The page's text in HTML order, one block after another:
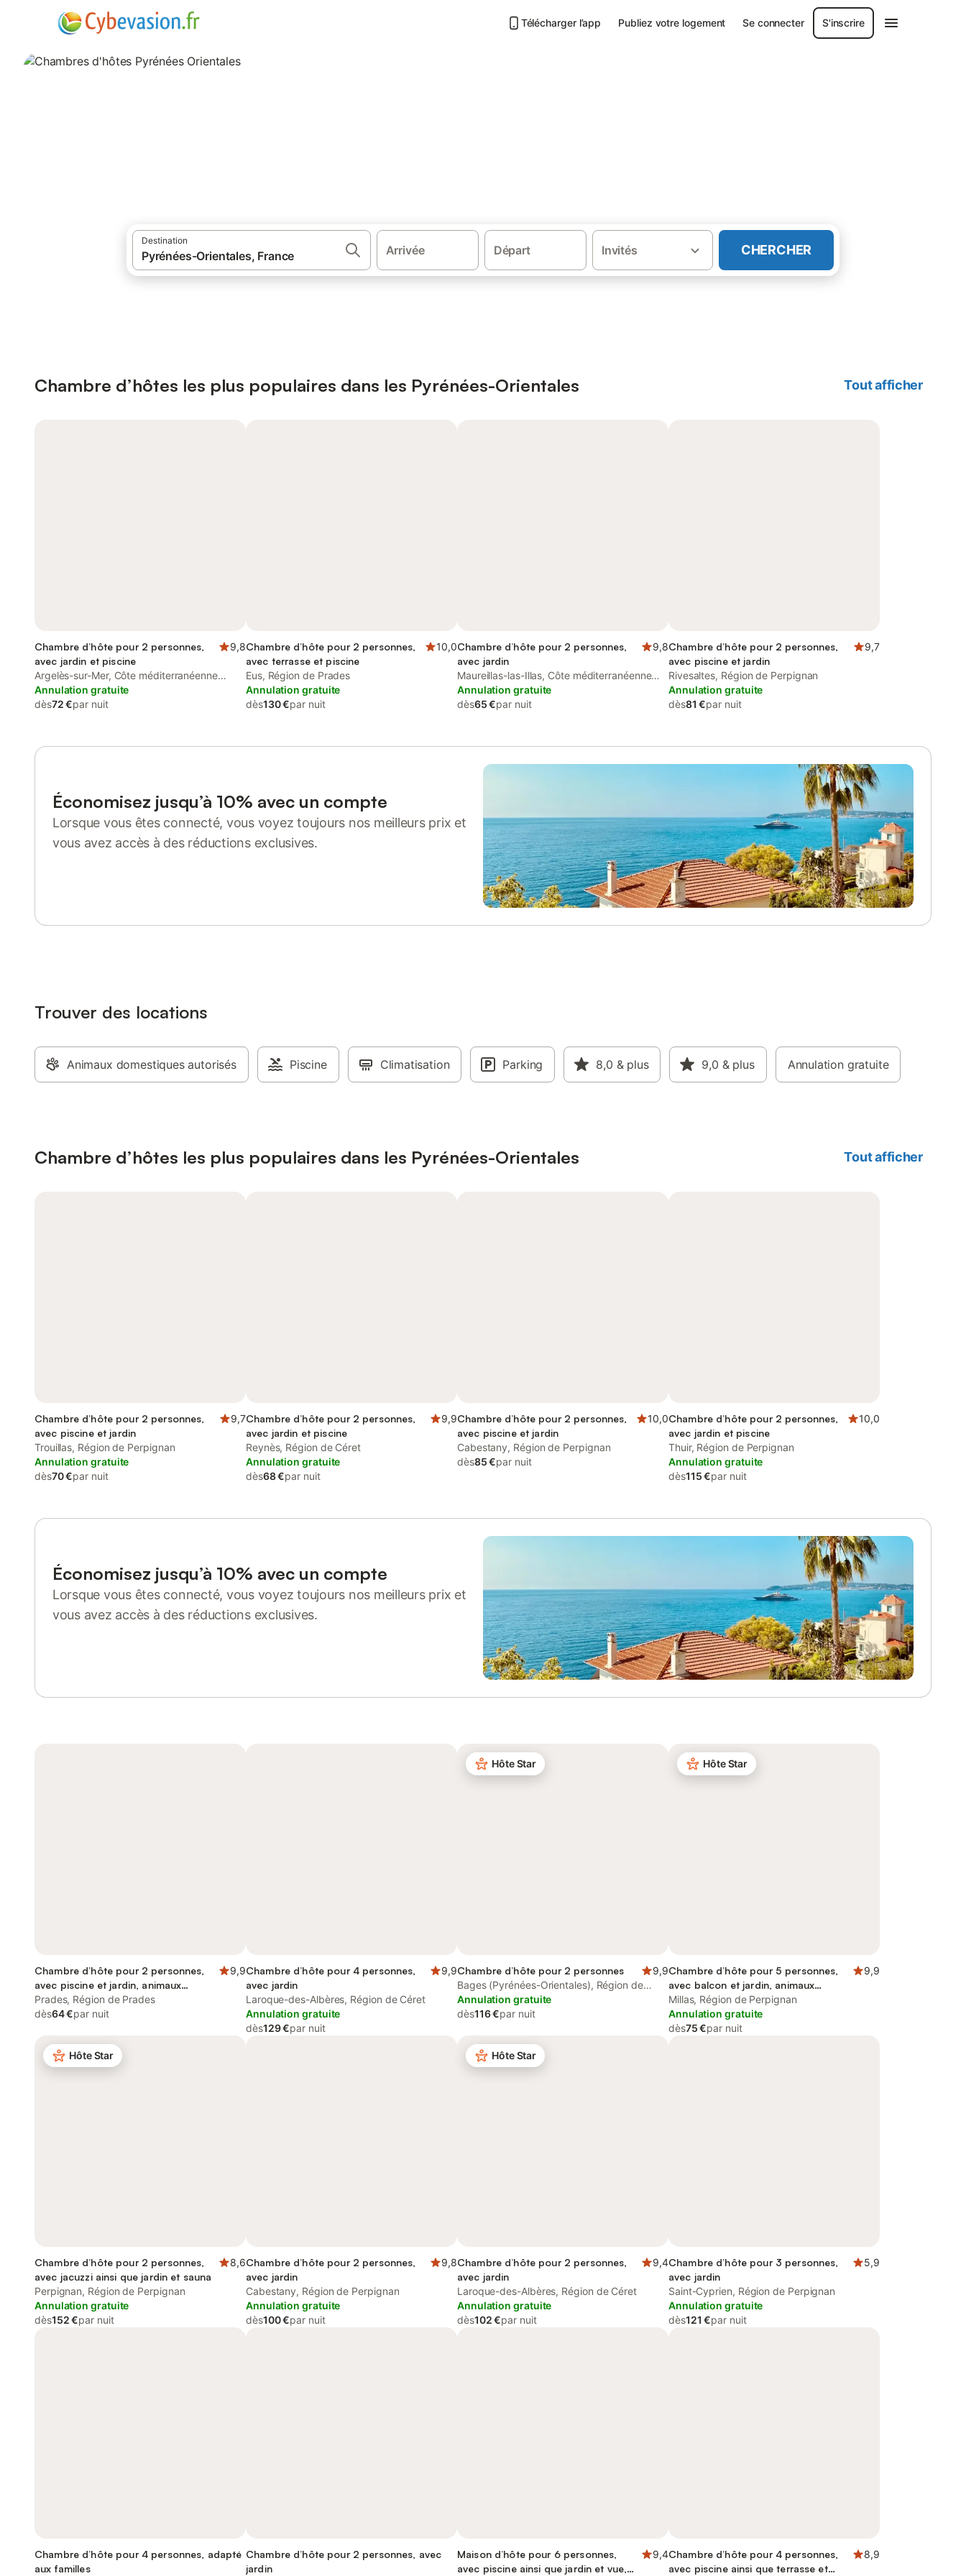
Télécharger l’app Publiez votre logement Se connecter S'inscrire
Destination
Arrivée Départ Invités CHERCHER
Chambre d’hôtes les plus populaires dans les Pyrénées-Orientales Tout afficher
Chambre d’hôte pour 2 personnes,
avec jardin et piscine
9,8
Argelès-sur-Mer, Côte méditerranéenne
(France)
Annulation gratuite
dès72 €par nuit
Chambre d’hôte pour 2 personnes,
avec terrasse et piscine
10,0
Eus, Région de Prades
Annulation gratuite
dès130 €par nuit
Chambre d’hôte pour 2 personnes,
avec jardin
9,8
Maureillas-las-Illas, Côte méditerranéenne
(France)
Annulation gratuite
dès65 €par nuit
Chambre d’hôte pour 2 personnes,
avec piscine et jardin
9,7
Rivesaltes, Région de Perpignan
Annulation gratuite
dès81 €par nuit
Économisez jusqu’à 10% avec un compte
Lorsque vous êtes connecté, vous voyez toujours nos meilleurs prix et
vous avez accès à des réductions exclusives.
Trouver des locations
Animaux domestiques autorisés Piscine Climatisation Parking 8,0 & plus 9,0 & plus Annulation gratuite
Chambre d’hôtes les plus populaires dans les Pyrénées-Orientales Tout afficher
Chambre d’hôte pour 2 personnes,
avec piscine et jardin
9,7
Trouillas, Région de Perpignan
Annulation gratuite
dès70 €par nuit
Chambre d’hôte pour 2 personnes,
avec jardin et piscine
9,9
Reynès, Région de Céret
Annulation gratuite
dès68 €par nuit
Chambre d’hôte pour 2 personnes,
avec piscine et jardin
10,0
Cabestany, Région de Perpignan
dès85 €par nuit
Chambre d’hôte pour 2 personnes,
avec jardin et piscine
10,0
Thuir, Région de Perpignan
Annulation gratuite
dès115 €par nuit
Économisez jusqu’à 10% avec un compte
Lorsque vous êtes connecté, vous voyez toujours nos meilleurs prix et
vous avez accès à des réductions exclusives.
Chambre d’hôte pour 2 personnes,
avec piscine et jardin, animaux
acceptés
9,9
Prades, Région de Prades
dès64 €par nuit
Chambre d’hôte pour 4 personnes,
avec jardin
9,9
Laroque-des-Albères, Région de Céret
Annulation gratuite
dès129 €par nuit
Hôte Star
Chambre d’hôte pour 2 personnes
9,9
Bages (Pyrénées-Orientales), Région de
Perpignan
Annulation gratuite
dès116 €par nuit
Hôte Star
Chambre d’hôte pour 5 personnes,
avec balcon et jardin, animaux
acceptés
9,9
Millas, Région de Perpignan
Annulation gratuite
dès75 €par nuit
Hôte Star
Chambre d’hôte pour 2 personnes,
avec jacuzzi ainsi que jardin et sauna
8,6
Perpignan, Région de Perpignan
Annulation gratuite
dès152 €par nuit
Chambre d’hôte pour 2 personnes,
avec jardin
9,8
Cabestany, Région de Perpignan
Annulation gratuite
dès100 €par nuit
Hôte Star
Chambre d’hôte pour 2 personnes,
avec jardin
9,4
Laroque-des-Albères, Région de Céret
Annulation gratuite
dès102 €par nuit
Chambre d’hôte pour 3 personnes,
avec jardin
5,9
Saint-Cyprien, Région de Perpignan
Annulation gratuite
dès121 €par nuit
Chambre d’hôte pour 4 personnes, adapté
aux familles
Chambre d’hôte pour 2 personnes, avec
jardin
Maison d’hôte pour 6 personnes,
avec piscine ainsi que jardin et vue,
9,4Chambre d’hôte pour 4 personnes,
avec piscine ainsi que terrasse et
8,9